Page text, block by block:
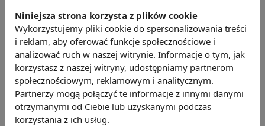
Niniejsza strona korzysta z plików cookie
Wykorzystujemy pliki cookie do spersonalizowania treści
i reklam, aby oferować funkcje społecznościowe i
analizować ruch w naszej witrynie. Informacje o tym, jak
korzystasz z naszej witryny, udostępniamy partnerom
społecznościowym, reklamowym i analitycznym.
Partnerzy mogą połączyć te informacje z innymi danymi
otrzymanymi od Ciebie lub uzyskanymi podczas
korzystania z ich usług.